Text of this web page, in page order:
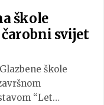
škole
svijet
škole
“Let…